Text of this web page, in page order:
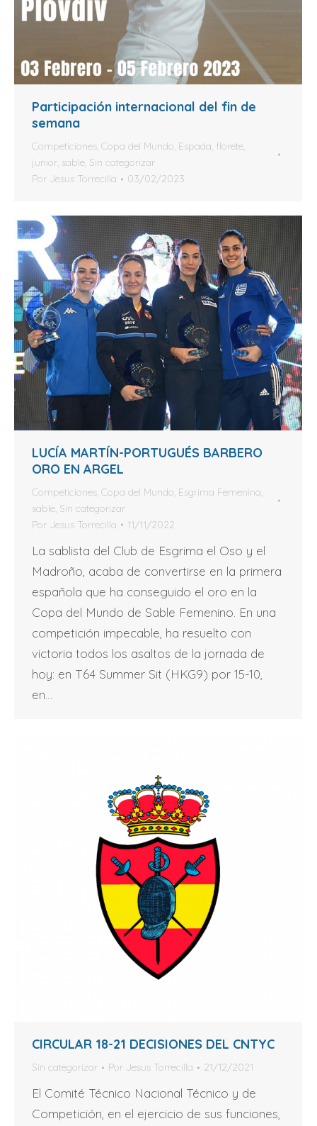
Participación internacional del fin de
semana
Competiciones, Copa del Mundo, Espada, florete,
junior, sable, Sin categorizar
Por Jesus Torrecilla 03/02/2023
LUCÍA MARTÍN-PORTUGUÉS BARBERO
ORO EN ARGEL
Competiciones, Copa del Mundo, Esgrima Femenina,
sable, Sin categorizar
Por Jesus Torrecilla 11/11/2022
La sablista del Club de Esgrima el Oso y el
Madroño, acaba de convertirse en la primera
española que ha conseguido el oro en la
Copa del Mundo de Sable Femenino. En una
competición impecable, ha resuelto con
victoria todos los asaltos de la jornada de
hoy: en T64 Summer Sit (HKG9) por 15-10,
en…
CIRCULAR 18-21 DECISIONES DEL CNTYC
Sin categorizar Por Jesus Torrecilla 21/12/2021
El Comité Técnico Nacional Técnico y de
Competición, en el ejercicio de sus funciones,